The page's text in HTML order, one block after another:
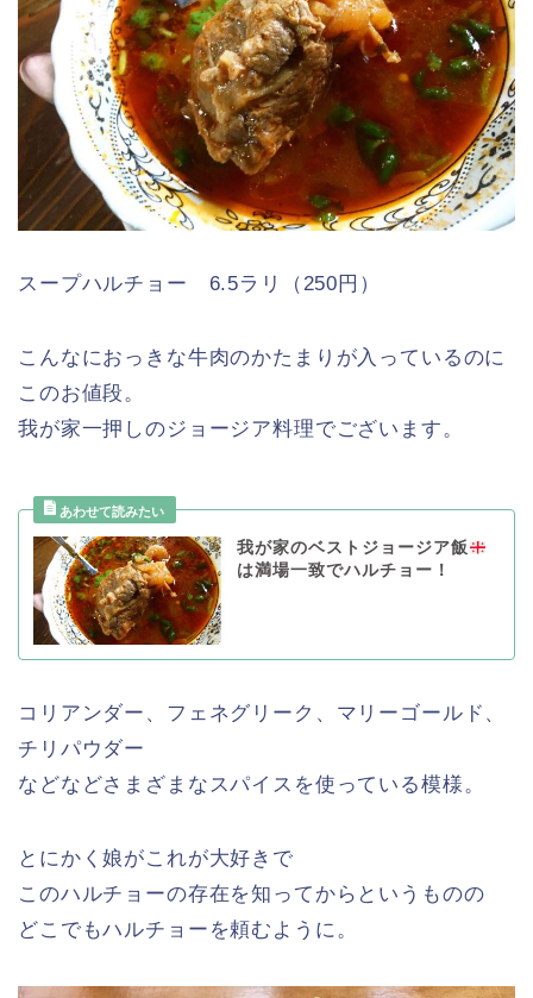
スープハルチョー 6.5ラリ（250円）
こんなにおっきな牛肉のかたまりが入っているのに
このお値段。
我が家一押しのジョージア料理でございます。
我が家のベストジョージア飯
は満場一致でハルチョー！
コリアンダー、フェネグリーク、マリーゴールド、
チリパウダー
などなどさまざまなスパイスを使っている模様。
とにかく娘がこれが大好きで
このハルチョーの存在を知ってからというものの
どこでもハルチョーを頼むように。